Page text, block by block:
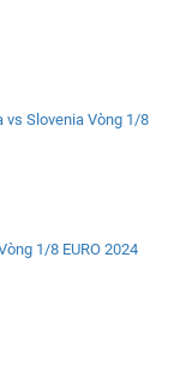
vs Slovenia Vòng 1/8
1/8 EURO 2024